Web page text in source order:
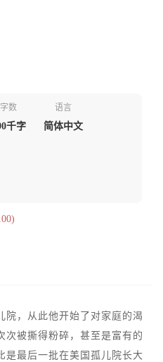
字数
千字
语言
简体中文
院，从此他开始了对家庭的渴
次被撕得粉碎，甚至是富有的
是最后一批在美国孤儿院长大